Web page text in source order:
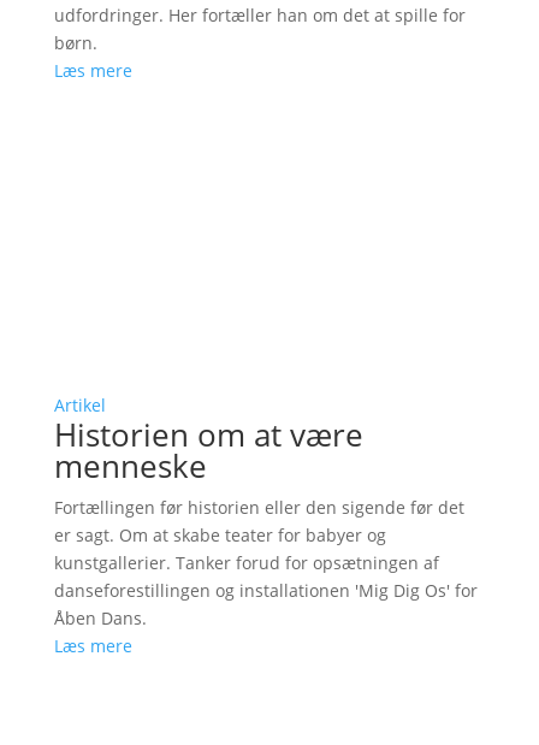
udfordringer. Her fortæller han om det at spille for
børn.
Læs mere
Artikel
Historien om at være
menneske
Fortællingen før historien eller den sigende før det
er sagt. Om at skabe teater for babyer og
kunstgallerier. Tanker forud for opsætningen af
danseforestillingen og installationen 'Mig Dig Os' for
Åben Dans.
Læs mere